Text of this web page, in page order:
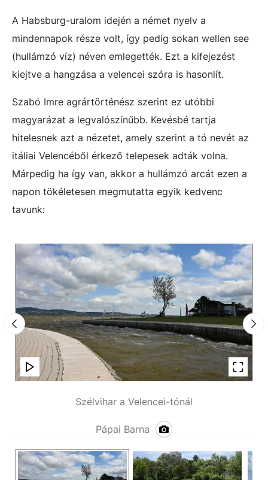
A Habsburg-uralom idején a német nyelv a
mindennapok része volt, így pedig sokan wellen see
(hullámzó víz) néven emlegették. Ezt a kifejezést
kiejtve a hangzása a velencei szóra is hasonlít.
Szabó Imre agrártörténész szerint ez utóbbi
magyarázat a legvalószínűbb. Kevésbé tartja
hitelesnek azt a nézetet, amely szerint a tó nevét az
itáliai Velencéből érkező telepesek adták volna.
Márpedig ha így van, akkor a hullámzó arcát ezen a
napon tökéletesen megmutatta egyik kedvenc
tavunk:
Szélvihar a Velencei-tónál
Pápai Barna